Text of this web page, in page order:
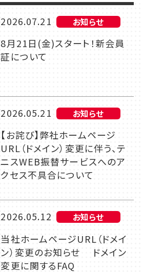
2026.07.21 お知らせ
8月21日(金)スタート！新会員
証について
2026.05.21 お知らせ
【お詫び】弊社ホームページ
URL（ドメイン）変更に伴う、テ
ニスWEB振替サービスへのア
クセス不具合について
2026.05.12 お知らせ
当社ホームページURL（ドメイ
ン）変更のお知らせ ドメイン
変更に関するFAQ